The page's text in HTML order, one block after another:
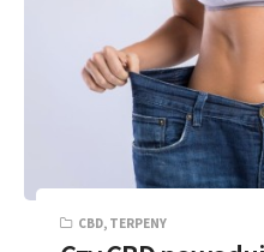
CBD, TERPENY